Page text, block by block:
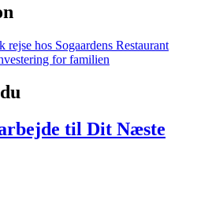
hos Sogaardens Restaurant
for familien
til Dit Næste